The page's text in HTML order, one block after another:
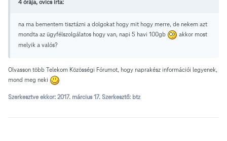
4 órája, ovics írta:
na ma bementem tisztázni a dolgokat hogy mit hogy merre, de nekem azt
mondta az ügyfélszolgálatos hogy van, napi 5 havi 100gb
akkor most
melyik a valós?
Olvasson több Telekom Közösségi Fórumot, hogy naprakész információi legyenek,
mond meg neki
Szerkesztve ekkor: 2017. március 17. Szerkesztő: btz